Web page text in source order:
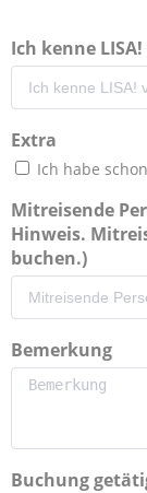
Ich kenne
Extra
Ich habe
Mitreisende
Hinweis.
buchen.)
Bemerkung
Buchung